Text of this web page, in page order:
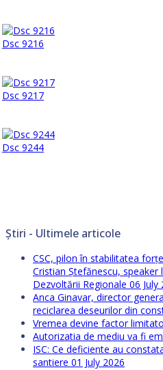
Dsc 9216
Dsc 9217
Dsc 9244
Știri - Ultimele articole
CSC, pilon în stabilitatea
Cristian Ștefănescu,
Dezvoltării Regionale 06 July
Anca Ginavar, director
reciclarea deseurilor din
Vremea devine factor
Autorizatia de mediu va fi
ISC: Ce deficiente au
santiere 01 July 2026